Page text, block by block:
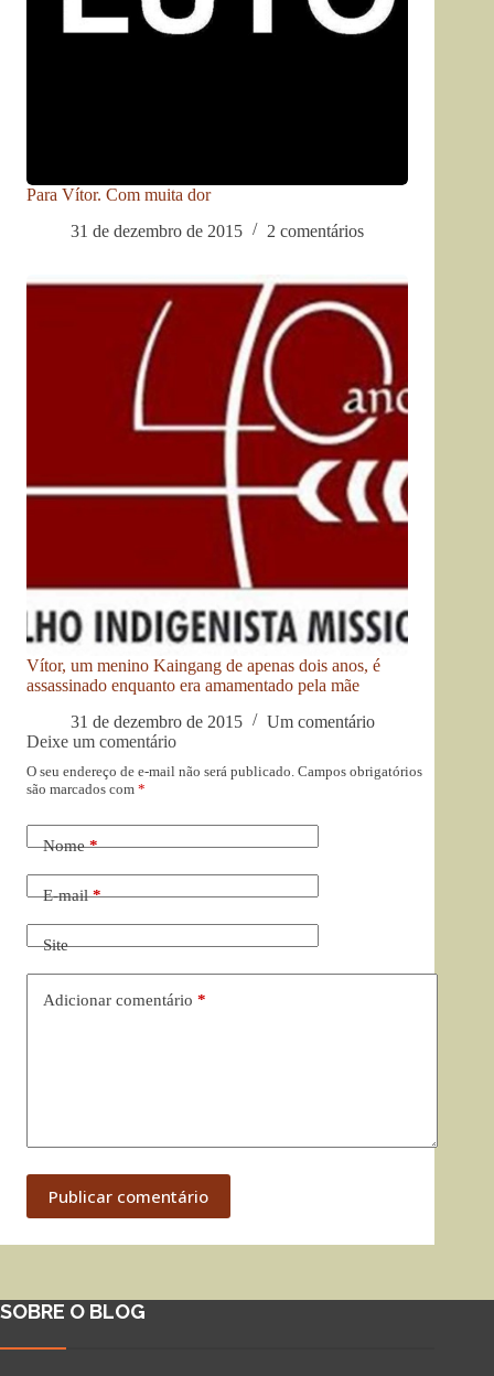
Para Vítor. Com muita dor
31 de dezembro de 2015
2 comentários
Vítor, um menino Kaingang de apenas dois anos, é
assassinado enquanto era amamentado pela mãe
31 de dezembro de 2015
Um comentário
Deixe um comentário
O seu endereço de e-mail não será publicado. Campos obrigatórios
são marcados com *
Nome*
E-mail*
Site
Adicionar comentário *
Publicar comentário
SOBRE O BLOG